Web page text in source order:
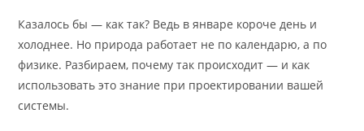
Казалось бы — как так? Ведь в январе короче день и
холоднее. Но природа работает не по календарю, а по
физике. Разбираем, почему так происходит — и как
использовать это знание при проектировании вашей
системы.